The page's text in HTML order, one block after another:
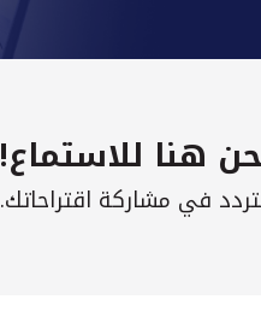
هنا للاستماع!
في مشاركة اقتراحاتك.